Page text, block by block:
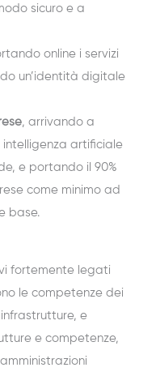
sicuro e a
online i servizi
un’identità digitale
, arrivando a
artificiale
e portando il 90%
come minimo ad
base.
fortemente legati
le competenze dei
e
e competenze,